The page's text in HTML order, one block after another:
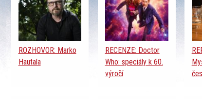
ROZHOVOR: Marko
Hautala
RECENZE: Doctor
Who: speciály k 60.
výročí